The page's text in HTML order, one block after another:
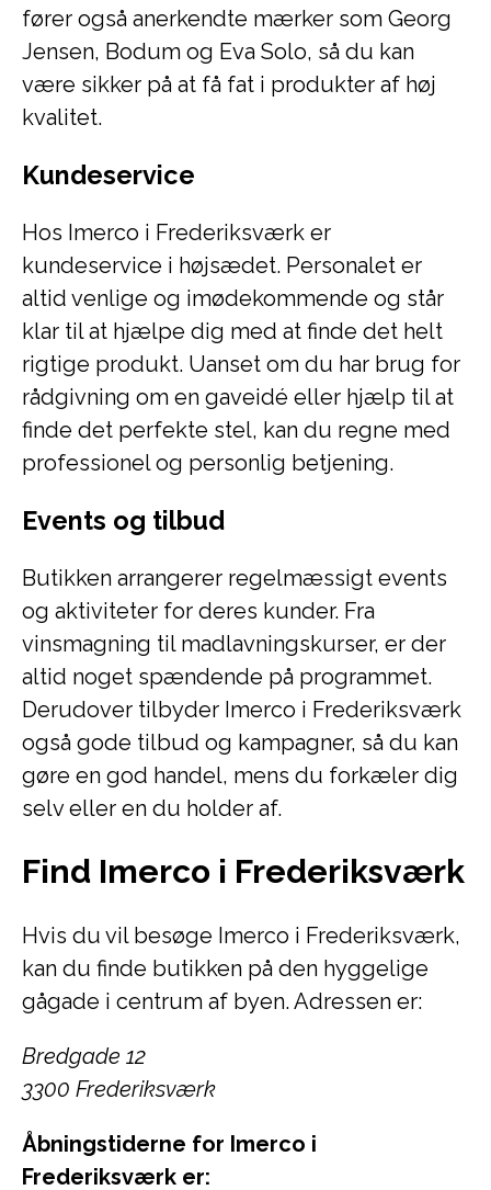
fører også anerkendte mærker som Georg
Jensen, Bodum og Eva Solo, så du kan
være sikker på at få fat i produkter af høj
kvalitet.
Kundeservice
Hos Imerco i Frederiksværk er
kundeservice i højsædet. Personalet er
altid venlige og imødekommende og står
klar til at hjælpe dig med at finde det helt
rigtige produkt. Uanset om du har brug for
rådgivning om en gaveidé eller hjælp til at
finde det perfekte stel, kan du regne med
professionel og personlig betjening.
Events og tilbud
Butikken arrangerer regelmæssigt events
og aktiviteter for deres kunder. Fra
vinsmagning til madlavningskurser, er der
altid noget spændende på programmet.
Derudover tilbyder Imerco i Frederiksværk
også gode tilbud og kampagner, så du kan
gøre en god handel, mens du forkæler dig
selv eller en du holder af.
Find Imerco i Frederiksværk
Hvis du vil besøge Imerco i Frederiksværk,
kan du finde butikken på den hyggelige
gågade i centrum af byen. Adressen er:
Bredgade 12
3300 Frederiksværk
Åbningstiderne for Imerco i
Frederiksværk er: